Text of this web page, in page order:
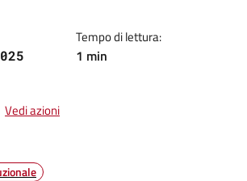
Tempo di lettura:
1 min
Vedi azioni